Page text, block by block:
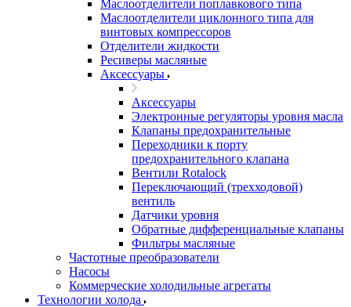
Маслоотделители поплавкового типа
Маслоотделители циклонного типа для
винтовых компрессоров
Отделители жидкости
Ресиверы масляные
Аксессуары
Аксессуары
Электронные регуляторы уровня масла
Клапаны предохранительные
Переходники к порту
предохранительного клапана
Вентили Rotalock
Переключающий (трехходовой)
вентиль
Датчики уровня
Обратные дифференциальные клапаны
Фильтры масляные
Частотные преобразователи
Насосы
Коммерческие холодильные агрегаты
Технологии холода